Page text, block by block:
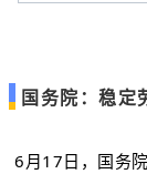
国务院：稳定
6月17日，国务